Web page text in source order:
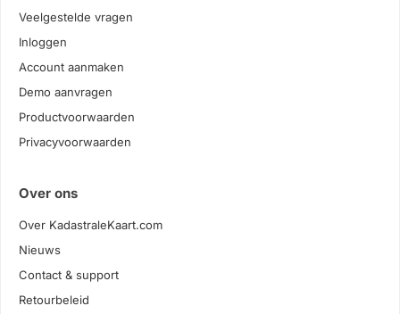
Veelgestelde vragen
Inloggen
Account aanmaken
Demo aanvragen
Productvoorwaarden
Privacyvoorwaarden
Over ons
Over KadastraleKaart.com
Nieuws
Contact & support
Retourbeleid